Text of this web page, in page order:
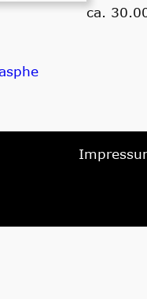
ca.